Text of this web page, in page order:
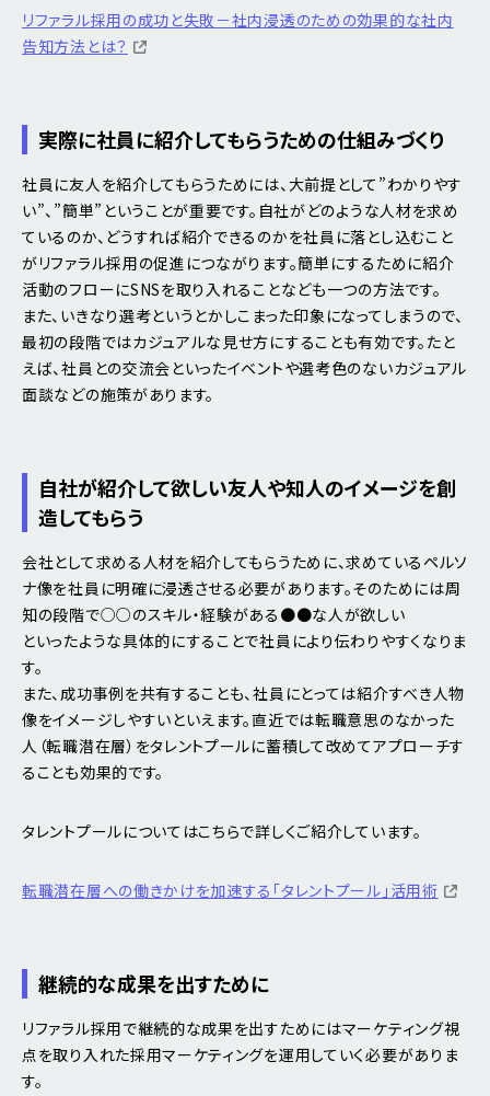
リファラル採用の成功と失敗－社内浸透のための効果的な社内
告知方法とは？
実際に社員に紹介してもらうための仕組みづくり
社員に友人を紹介してもらうためには、大前提として”わかりやす
い”、”簡単”ということが重要です。自社がどのような人材を求め
ているのか、どうすれば紹介できるのかを社員に落とし込むこと
がリファラル採用の促進につながります。簡単にするために紹介
活動のフローにSNSを取り入れることなども一つの方法です。
また、いきなり選考というとかしこまった印象になってしまうので、
最初の段階ではカジュアルな見せ方にすることも有効です。たと
えば、社員との交流会といったイベントや選考色のないカジュアル
面談などの施策があります。
自社が紹介して欲しい友人や知人のイメージを創
造してもらう
会社として求める人材を紹介してもらうために、求めているペルソ
ナ像を社員に明確に浸透させる必要があります。そのためには周
知の段階で○○のスキル・経験がある●●な人が欲しい
といったような具体的にすることで社員により伝わりやすくなりま
す。
また、成功事例を共有することも、社員にとっては紹介すべき人物
像をイメージしやすいといえます。直近では転職意思のなかった
人（転職潜在層）をタレントプールに蓄積して改めてアプローチす
ることも効果的です。
タレントプールについてはこちらで詳しくご紹介しています。
転職潜在層への働きかけを加速する「タレントプール」活用術
継続的な成果を出すために
リファラル採用で継続的な成果を出すためにはマーケティング視
点を取り入れた採用マーケティングを運用していく必要がありま
す。